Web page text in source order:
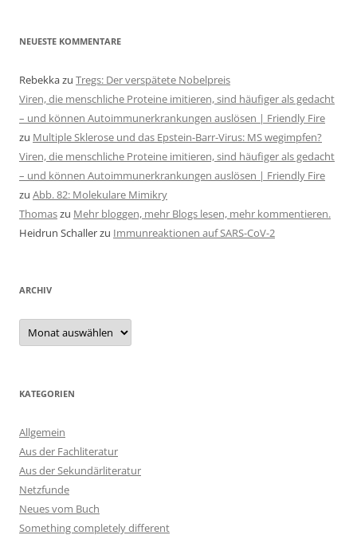
NEUESTE KOMMENTARE
Rebekkazu Tregs: Der verspätete Nobelpreis
Viren, die menschliche Proteine imitieren, sind häufiger als gedacht
– und können Autoimmunerkrankungen auslösen | Friendly Fire
zu Multiple Sklerose und das Epstein-Barr-Virus: MS wegimpfen?
Viren, die menschliche Proteine imitieren, sind häufiger als gedacht
– und können Autoimmunerkrankungen auslösen | Friendly Fire
zu Abb. 82: Molekulare Mimikry
Thomaszu Mehr bloggen, mehr Blogs lesen, mehr kommentieren.
Heidrun Schallerzu Immunreaktionen auf SARS-CoV-2
ARCHIV
Archiv
KATEGORIEN
Allgemein
Aus der Fachliteratur
Aus der Sekundärliteratur
Netzfunde
Neues vom Buch
Something completely different